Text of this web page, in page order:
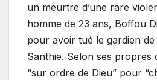
un meurtre d’une rare
homme de 23 ans, Boffou
pour avoir tué le gardien
Santhie. Selon ses propres
“sur ordre de Dieu” pour